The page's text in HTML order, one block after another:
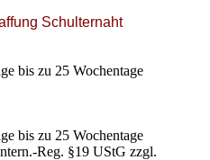
Schulternaht
bis zu 25 Wochentage
bis zu 25 Wochentage
Reg. §19 UStG zzgl.